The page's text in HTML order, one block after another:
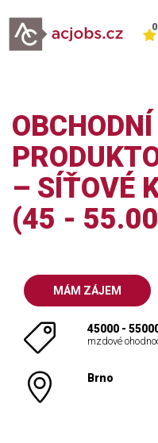
0
– SÍŤOVÉ
(45 -
MÁM ZÁJEM
45000 -
mzdové
Brno